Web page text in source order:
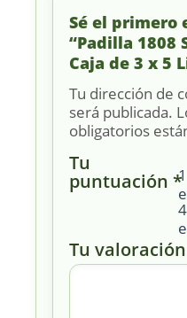
Sé el primero
“Padilla 1808
Caja de 3 x 5
Tu dirección de
será publicada.
obligatorios
Tu
puntuación *
Tu valoración